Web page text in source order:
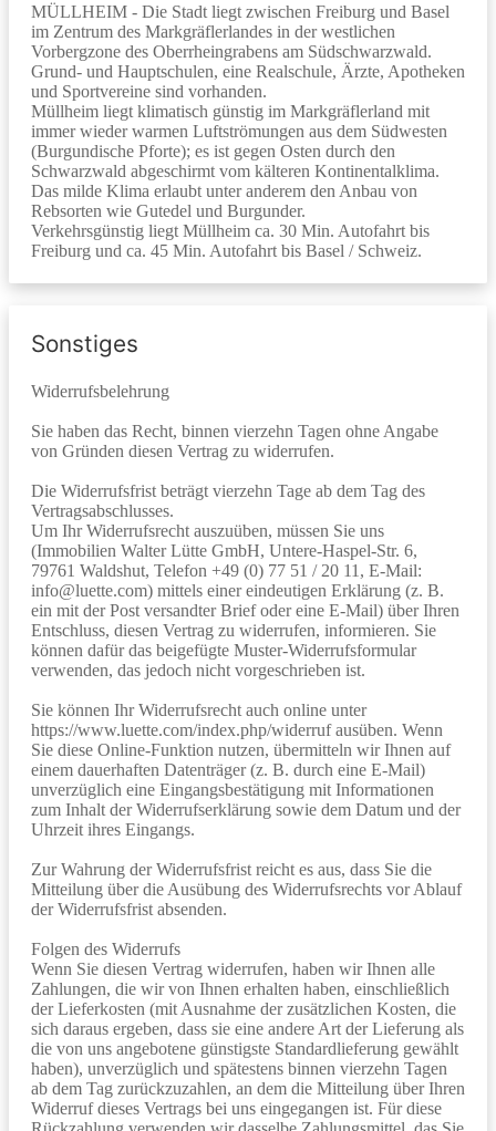
MÜLLHEIM - Die Stadt liegt zwischen Freiburg und Basel
im Zentrum des Markgräflerlandes in der westlichen
Vorbergzone des Oberrheingrabens am Südschwarzwald.
Grund- und Hauptschulen, eine Realschule, Ärzte, Apotheken
und Sportvereine sind vorhanden.
Müllheim liegt klimatisch günstig im Markgräflerland mit
immer wieder warmen Luftströmungen aus dem Südwesten
(Burgundische Pforte); es ist gegen Osten durch den
Schwarzwald abgeschirmt vom kälteren Kontinentalklima.
Das milde Klima erlaubt unter anderem den Anbau von
Rebsorten wie Gutedel und Burgunder.
Verkehrsgünstig liegt Müllheim ca. 30 Min. Autofahrt bis
Freiburg und ca. 45 Min. Autofahrt bis Basel / Schweiz.
Sonstiges
Widerrufsbelehrung
Sie haben das Recht, binnen vierzehn Tagen ohne Angabe
von Gründen diesen Vertrag zu widerrufen.
Die Widerrufsfrist beträgt vierzehn Tage ab dem Tag des
Vertragsabschlusses.
Um Ihr Widerrufsrecht auszuüben, müssen Sie uns
(Immobilien Walter Lütte GmbH, Untere-Haspel-Str. 6,
79761 Waldshut, Telefon +49 (0) 77 51 / 20 11, E-Mail:
info@luette.com) mittels einer eindeutigen Erklärung (z. B.
ein mit der Post versandter Brief oder eine E-Mail) über Ihren
Entschluss, diesen Vertrag zu widerrufen, informieren. Sie
können dafür das beigefügte Muster-Widerrufsformular
verwenden, das jedoch nicht vorgeschrieben ist.
Sie können Ihr Widerrufsrecht auch online unter
https://www.luette.com/index.php/widerruf ausüben. Wenn
Sie diese Online-Funktion nutzen, übermitteln wir Ihnen auf
einem dauerhaften Datenträger (z. B. durch eine E-Mail)
unverzüglich eine Eingangsbestätigung mit Informationen
zum Inhalt der Widerrufserklärung sowie dem Datum und der
Uhrzeit ihres Eingangs.
Zur Wahrung der Widerrufsfrist reicht es aus, dass Sie die
Mitteilung über die Ausübung des Widerrufsrechts vor Ablauf
der Widerrufsfrist absenden.
Folgen des Widerrufs
Wenn Sie diesen Vertrag widerrufen, haben wir Ihnen alle
Zahlungen, die wir von Ihnen erhalten haben, einschließlich
der Lieferkosten (mit Ausnahme der zusätzlichen Kosten, die
sich daraus ergeben, dass sie eine andere Art der Lieferung als
die von uns angebotene günstigste Standardlieferung gewählt
haben), unverzüglich und spätestens binnen vierzehn Tagen
ab dem Tag zurückzuzahlen, an dem die Mitteilung über Ihren
Widerruf dieses Vertrags bei uns eingegangen ist. Für diese